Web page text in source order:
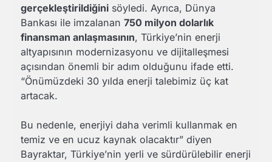
gerçekleştirildiğini söyledi. Ayrıca, Dünya
Bankası ile imzalanan 750 milyon dolarlık
finansman anlaşmasının, Türkiye’nin enerji
altyapısının modernizasyonu ve dijitalleşmesi
açısından önemli bir adım olduğunu ifade etti.
“Önümüzdeki 30 yılda enerji talebimiz üç kat
artacak.
Bu nedenle, enerjiyi daha verimli kullanmak en
temiz ve en ucuz kaynak olacaktır” diyen
Bayraktar, Türkiye’nin yerli ve sürdürülebilir enerji